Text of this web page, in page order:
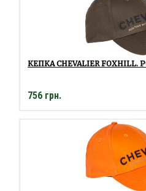
КЕПКА CHEVALIER
756 грн.